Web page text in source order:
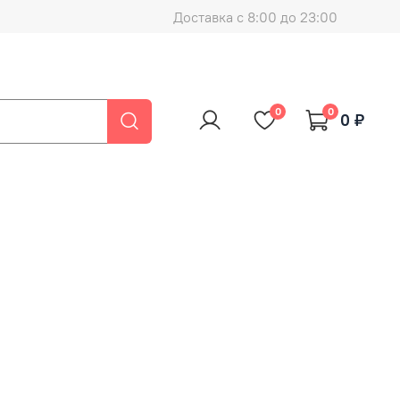
Доставка с 8:00 до 23:00
0 0 0 ₽